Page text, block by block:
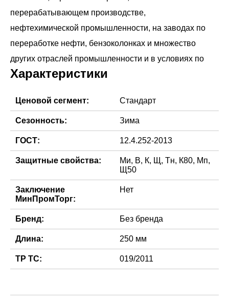
перерабатывающем производстве,
нефтехимической промышленности, на заводах по
переработке нефти, бензоколонках и множество
Характеристики
Ценовой сегмент: Стандарт
Сезонность: Зима
ГОСТ: 12.4.252-2013
Защитные свойства:
Ми, В, К, Щ, Тн, К80, Мп,
Щ50
Заключение
МинПромТорг:
Нет
Бренд: Без бренда
Длина: 250 мм
ТР ТС: 019/2011